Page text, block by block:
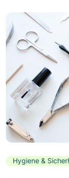
Hygiene &